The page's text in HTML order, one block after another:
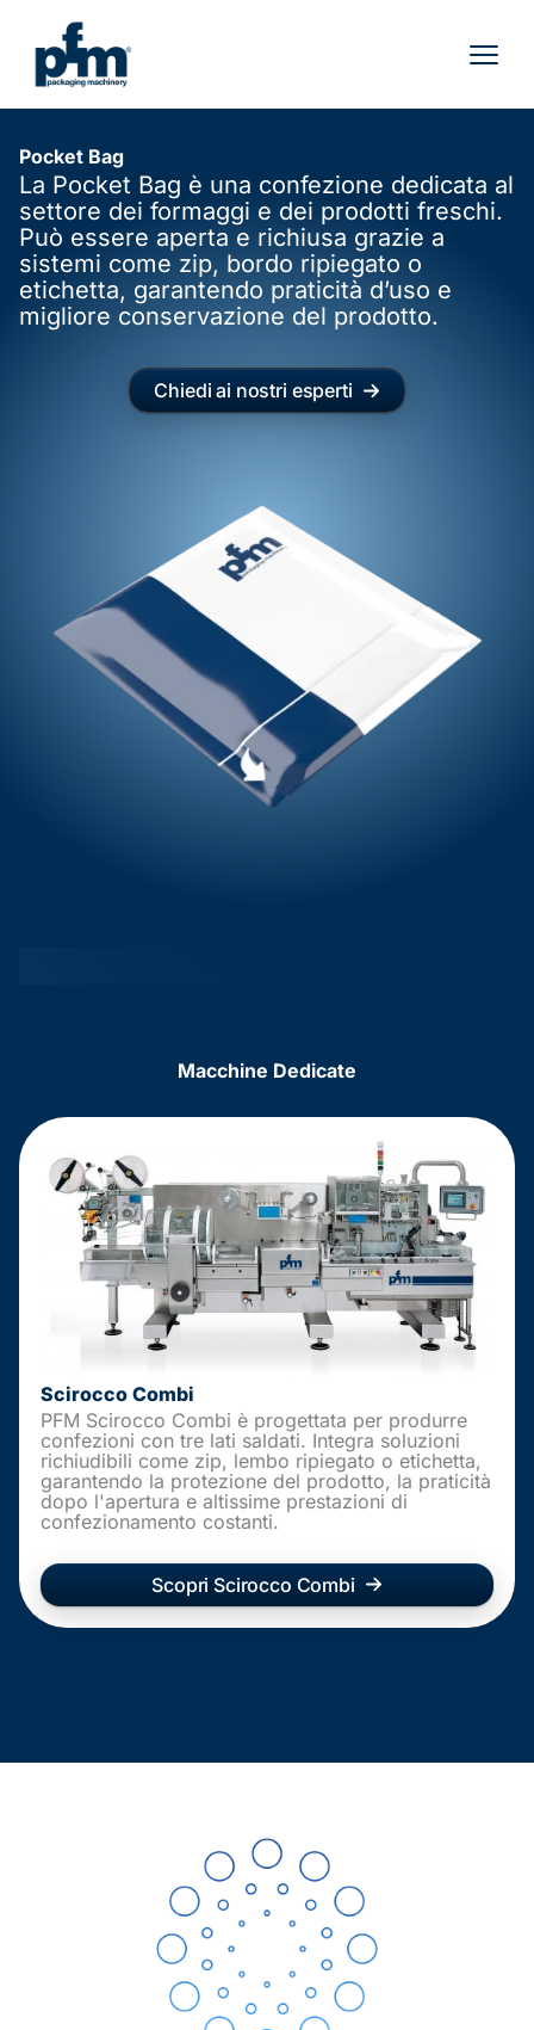
contenuto
Pocket Bag
La Pocket Bag è una confezione dedicata al
settore dei formaggi e dei prodotti freschi.
Può essere aperta e richiusa grazie a
sistemi come zip, bordo ripiegato o
etichetta, garantendo praticità d’uso e
migliore conservazione del prodotto.
Chiedi ai nostri esperti
Macchine Dedicate
Scirocco Combi
PFM Scirocco Combi è progettata per produrre
confezioni con tre lati saldati. Integra soluzioni
richiudibili come zip, lembo ripiegato o etichetta,
garantendo la protezione del prodotto, la praticità
dopo l'apertura e altissime prestazioni di
confezionamento costanti.
Scopri Scirocco Combi